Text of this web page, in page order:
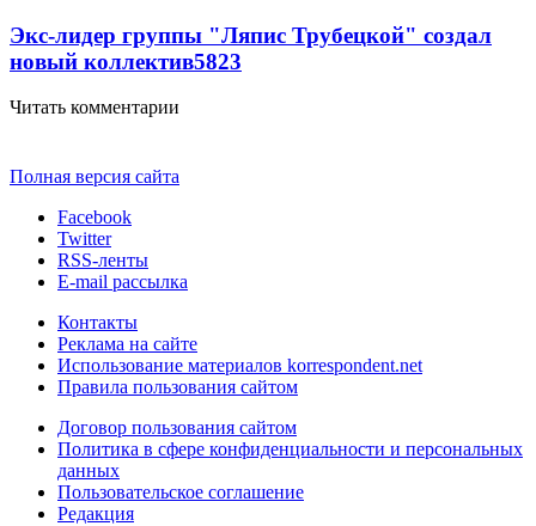
Экс-лидер группы "Ляпис Трубецкой" создал
новый коллектив5823
Читать комментарии
Полная версия сайта
Facebook
Twitter
RSS-ленты
E-mail рассылка
Контакты
Реклама на сайте
Использование материалов korrespondent.net
Правила пользования сайтом
Договор пользования сайтом
Политика в сфере конфиденциальности и персональных
данных
Пользовательское соглашение
Редакция